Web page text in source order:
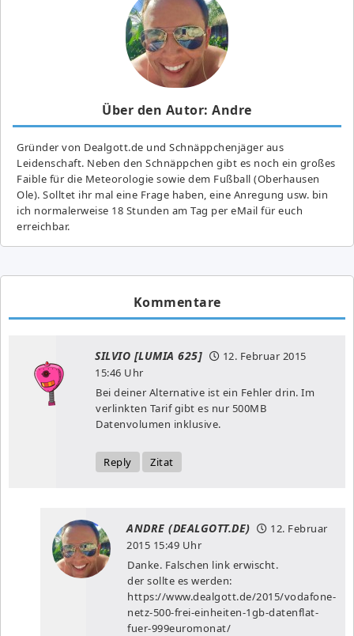
Über den Autor: Andre
Gründer von Dealgott.de und Schnäppchenjäger aus
Leidenschaft. Neben den Schnäppchen gibt es noch ein großes
Fai­ble für die Meteorologie sowie dem Fußball (Oberhausen
Ole). Solltet ihr mal eine Frage haben, eine Anregung usw. bin
ich normalerweise 18 Stunden am Tag per eMail für euch
erreichbar.
Kommentare
SILVIO [LUMIA 625]
12. Februar 2015
15:46 Uhr
Bei deiner Alternative ist ein Fehler drin. Im
verlinkten Tarif gibt es nur 500MB
Datenvolumen inklusive.
Reply Zitat
ANDRE (DEALGOTT.DE)
12. Februar
2015 15:49 Uhr
Danke. Falschen link erwischt.
der sollte es werden:
https://www.dealgott.de/2015/vodafone-
netz-500-frei-einheiten-1gb-datenflat-
fuer-999euromonat/